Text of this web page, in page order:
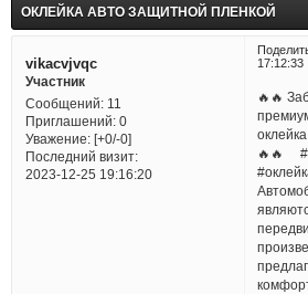
ОКЛЕЙКА АВТО ЗАЩИТНОЙ ПЛЕНКОЙ
17:12:33
vikacvjvqc
Участник
Сообщений:11
Приглашений:0
Уважение: [+0/-0]
Последний визит:
2023-12-25 19:16:20
🔥🔥
🔥🔥